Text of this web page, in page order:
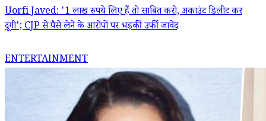
Uorfi Javed: '1 लाख रुपये लिए हैं तो साबित करो, अकाउंट डिलीट कर
दूंगी'; CJP से पैसे लेने के आरोपों पर भड़कीं उर्फी जावेद
ENTERTAINMENT